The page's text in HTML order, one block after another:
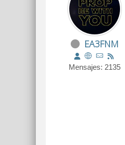
EA3FNM
Mensajes: 2135